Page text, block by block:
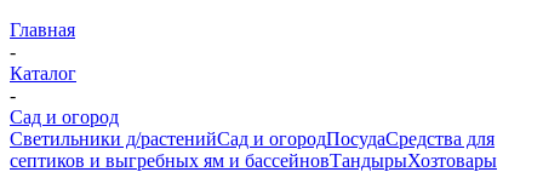
Главная
-
Каталог
-
Сад и огород
Светильники д/растенийСад и огородПосудаСредства для
септиков и выгребных ям и бассейновТандырыХозтовары